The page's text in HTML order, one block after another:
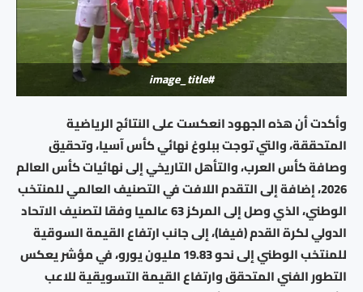
#image_title
وأكدت أن هذه الجهود انعكست على النتائج الرياضية
المتحققة، والتي توجت ببلوغ نهائي كأس آسيا، وتحقيق
وصافة كأس العرب، والتأهل التاريخي إلى نهائيات كأس العالم
2026، إضافة إلى التقدم اللافت في التصنيف العالمي للمنتخب
الوطني، الذي وصل إلى المركز 63 عالميا وفقا لتصنيف الاتحاد
الدولي لكرة القدم (فيفا)، إلى جانب ارتفاع القيمة السوقية
للمنتخب الوطني إلى نحو 19.83 مليون يورو، في مؤشر يعكس
التطور الفني المتحقق وارتفاع القيمة التسويقية للاعب